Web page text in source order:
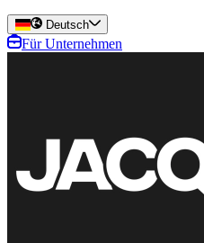
Deutsch
Für Unternehmen